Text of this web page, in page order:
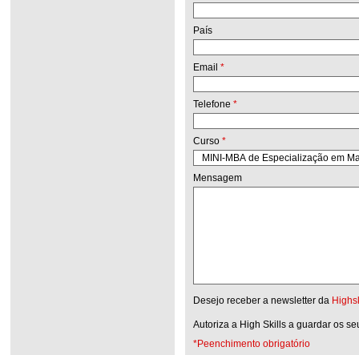
País
Email *
Telefone *
Curso *
Mensagem
Desejo receber a newsletter da
Autoriza a High Skills a guardar os
*Peenchimento obrigatório